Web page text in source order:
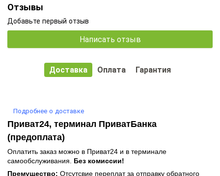
Отзывы
Добавьте первый отзыв
Написать отзыв
Доставка Оплата Гарантия
Подробнее о доставке
Приват24, терминал ПриватБанка
(предоплата)
Оплатить заказ можно в Приват24 и в терминале
самообслуживания. Без комиссии!
Премущество: Отсутсвие переплат за отправку обратного